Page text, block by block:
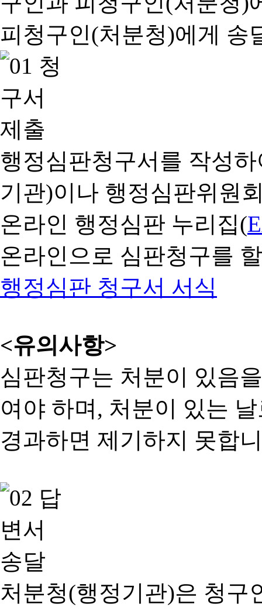
행정심판청구서를 작성
기관)이나 행정심판위원
온라인 행정심판 누리집(
온라인으로 심판청구를
행정심판 청구서 서식
<유의사항>
심판청구는 처분이 있음
여야 하며, 처분이 있는
경과하면 제기하지 못합
처분청(행정기관)은 청구